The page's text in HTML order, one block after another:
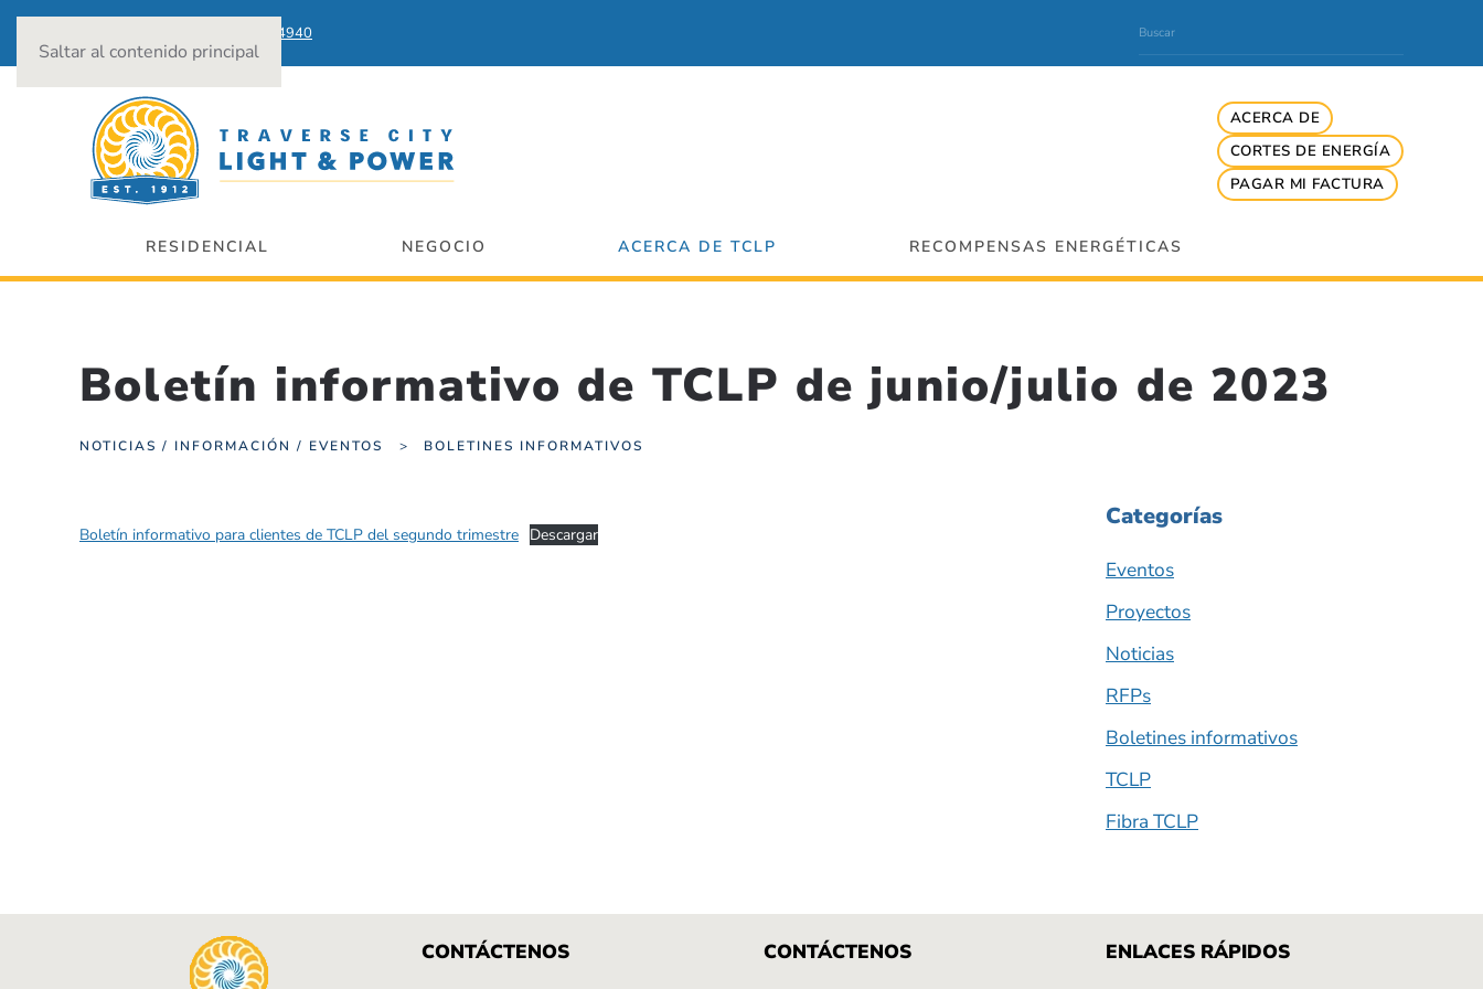
Saltar al contenido principal
231-922-4940
ACERCA DE
CORTES DE ENERGÍA
PAGAR MI FACTURA
RESIDENCIAL NEGOCIO ACERCA DE TCLP RECOMPENSAS ENERGÉTICAS
Boletín informativo de TCLP de junio/julio de 2023
NOTICIAS / INFORMACIÓN / EVENTOS BOLETINES INFORMATIVOS
Boletín informativo para clientes de TCLP del segundo trimestre Descargar
Categorías
Eventos
Proyectos
Noticias
RFPs
Boletines informativos
TCLP
Fibra TCLP
CONTÁCTENOS CONTÁCTENOS ENLACES RÁPIDOS